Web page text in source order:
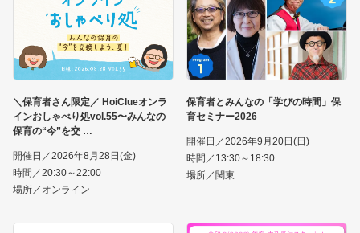
＼保育者さん限定／ HoiClueオンラ
インおしゃべり処vol.55〜みんなの
保育の“今”を交
開催日／2026年8月28日(金)
時間／20:30～22:00
場所／オンライン
保育者とみんなの「学びの時間」保
育セミナー2026
開催日／2026年9月20日(日)
時間／13:30～18:30
場所／関東